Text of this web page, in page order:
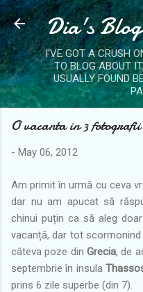
Skip to
Dia's
I'VE GOT A CRUSH
TO BLOG ABOUT
USUALLY FOUND
O vacanta in 3 fotografii
- May 06, 2012
Am primit în urmă cu ceva
dar nu am apucat să
chinui puțin ca să aleg
vacanță, dar tot
câteva poze din Grecia, de
septembrie în insula
prins 6 zile superbe (din 7).